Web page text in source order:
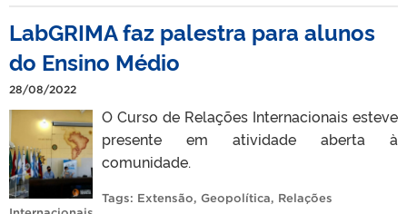
LabGRIMA faz palestra para alunos
do Ensino Médio
28/08/2022
O Curso de Relações Internacionais esteve
presente em atividade aberta à
comunidade.
Tags: Extensão, Geopolítica, Relações